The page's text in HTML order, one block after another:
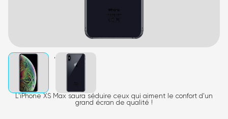
,
L'iPhone XS Max saura séduire ceux qui aiment le confort d'un
grand écran de qualité !